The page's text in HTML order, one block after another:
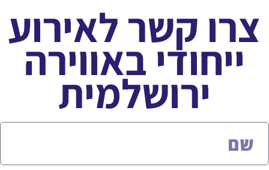
צרו קשר לאירוע
ייחודי באווירה
ירושלמית